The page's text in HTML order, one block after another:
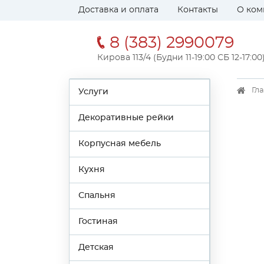
Доставка и оплата Контакты О
8 (383) 2990079
Кирова 113/4 (Будни 11-19:00 СБ 12-
Услуги
Декоративные рейки
Корпусная мебель
Кухня
Спальня
Гостиная
Детская